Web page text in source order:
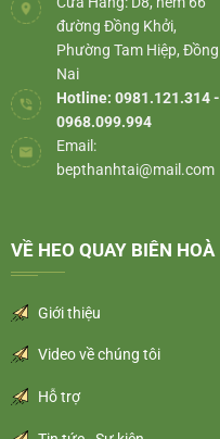
đường Đồng Khởi,
Phường Tam Hiệp, Đồng
Nai
Hotline: 0981.121.314 -
0968.099.994
Email:
bepthanhtai@mail.com
VỀ HEO QUAY BIÊN HOÀ
Giới thiệu
Video về chúng tôi
Hỗ trợ